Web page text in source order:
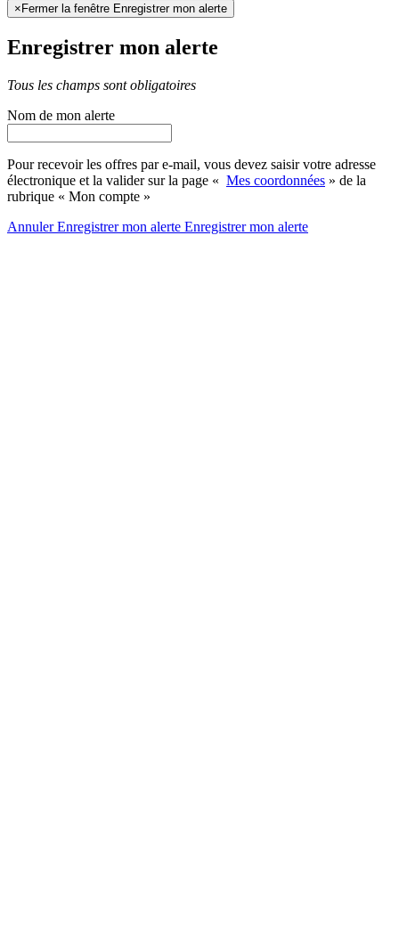
× Fermer la fenêtre Enregistrer mon alerte
Enregistrer mon alerte
Tous les champs sont obligatoires
Nom de mon alerte
Pour recevoir les offres par e-mail, vous devez saisir votre adresse
électronique et la valider sur la page « Mes coordonnées » de la
rubrique « Mon compte »
AnnulerEnregistrer mon alerte Enregistrermon alerte